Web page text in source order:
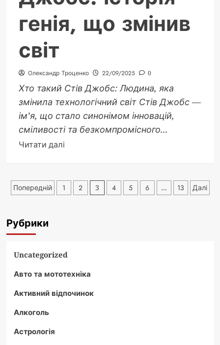
генія, що змінив
світ
Олександр Троценко 22/09/2025 0
Хто такий Стів Джобс: Людина, яка
змінила технологічний світ Стів Джобс —
ім’я, що стало синонімом інновацій,
сміливості та безкомпромісного...
Читати даліДокладніше
такий
Стів
змінив
Пагінація
Попередній 1 2 3 4 5 6 … 13 Далі
Рубрики
Uncategorized
Авто та мототехніка
Активний відпочинок
Алкоголь
Астрологія